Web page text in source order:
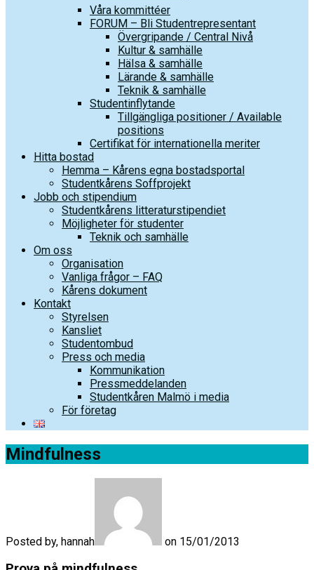
Våra kommittéer
FORUM – Bli Studentrepresentant
Övergripande / Central Nivå
Kultur & samhälle
Hälsa & samhälle
Lärande & samhälle
Teknik & samhälle
Studentinflytande
Tillgängliga positioner / Available
positions
Certifikat för internationella meriter
Hitta bostad
Hemma – Kårens egna bostadsportal
Studentkårens Soffprojekt
Jobb och stipendium
Studentkårens litteraturstipendiet
Möjligheter för studenter
Teknik och samhälle
Om oss
Organisation
Vanliga frågor – FAQ
Kårens dokument
Kontakt
Styrelsen
Kansliet
Studentombud
Press och media
Kommunikation
Pressmeddelanden
Studentkåren Malmö i media
För företag
Mindfulness
Posted by, hannah on 15/01/2013